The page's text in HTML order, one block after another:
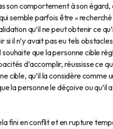
son comportement à son
semble parfois être «
qu’il ne peut obtenir ce
si il n’y avait pas eu tels
souhaite que la personne cible
d’accomplir, réussisse ce
cible, qu’il la considère
la personne le déçoive ou qu’il
fini en conflit et en rupture